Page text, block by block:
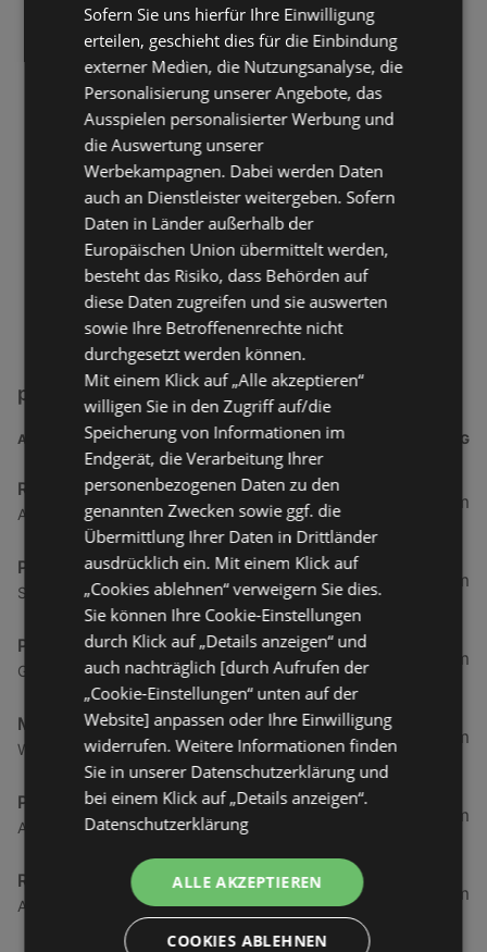
point S Filialen in der Nähe
ADRESSE ENTFERNUNG
Reifencenter
Aseler Straße 8, 26409 Wittmund
74,75 km
Paul Kuzka Reifen-Spezialdienst
Splitting rechts 85, 26871 Papenburg
78,21 km
Paul Kuzka Reifen-Spezialdienst
Georg-Wesener-Straße 23 - 25, 49716 Meppen
107,13 km
Mers Reifen GmbH
Westersand 13, 49824 Emlichheim
108,85 km
Paul Kuzka Reifenspezialdienst und
Auf dem Höwel 25, 49740 Haselünne
114,35 km
Reifen Bünger GmbH
Alte Löninger Straße 25, 49661 Cloppenburg
123,35 km
Sofern Sie uns hierfür Ihre Einwilligung
erteilen, geschieht dies für die Einbindung
externer Medien, die Nutzungsanalyse, die
Personalisierung unserer Angebote, das
Ausspielen personalisierter Werbung und
die Auswertung unserer
Werbekampagnen. Dabei werden Daten
auch an Dienstleister weitergeben. Sofern
Daten in Länder außerhalb der
Europäischen Union übermittelt werden,
besteht das Risiko, dass Behörden auf
diese Daten zugreifen und sie auswerten
sowie Ihre Betroffenenrechte nicht
durchgesetzt werden können.
Mit einem Klick auf „Alle akzeptieren“
willigen Sie in den Zugriff auf/die
Speicherung von Informationen im
Endgerät, die Verarbeitung Ihrer
personenbezogenen Daten zu den
genannten Zwecken sowie ggf. die
Übermittlung Ihrer Daten in Drittländer
ausdrücklich ein. Mit einem Klick auf
„Cookies ablehnen“ verweigern Sie dies.
Sie können Ihre Cookie-Einstellungen
durch Klick auf „Details anzeigen“ und
auch nachträglich [durch Aufrufen der
„Cookie-Einstellungen“ unten auf der
Website] anpassen oder Ihre Einwilligung
widerrufen. Weitere Informationen finden
Sie in unserer Datenschutzerklärung und
bei einem Klick auf „Details anzeigen“.
Datenschutzerklärung
ALLE AKZEPTIEREN
COOKIES ABLEHNEN